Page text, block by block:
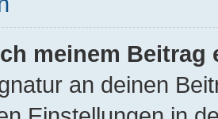
meinem
an deinen